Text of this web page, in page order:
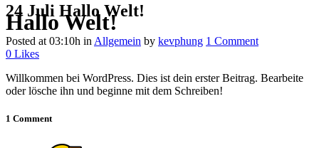
Hallo Welt!
24 Juli Hallo Welt!
Posted at 03:10h in Allgemein by kevphung 1 Comment
0 Likes
Willkommen bei WordPress. Dies ist dein erster Beitrag. Bearbeite
oder lösche ihn und beginne mit dem Schreiben!
1 Comment